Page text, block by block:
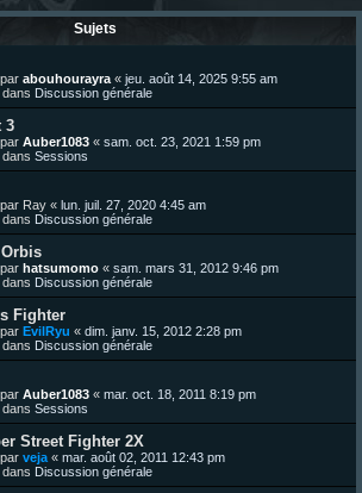
Sujets
abouhourayra « jeu. août 14, 2025 9:55 am
Discussion générale
3
Auber1083 « sam. oct. 23, 2021 1:59 pm
Sessions
Ray « lun. juil. 27, 2020 4:45 am
Discussion générale
hatsumomo « sam. mars 31, 2012 9:46 pm
Discussion générale
Fighter
EvilRyu « dim. janv. 15, 2012 2:28 pm
Discussion générale
Auber1083 « mar. oct. 18, 2011 8:19 pm
Sessions
Street Fighter 2X
veja « mar. août 02, 2011 12:43 pm
Discussion générale